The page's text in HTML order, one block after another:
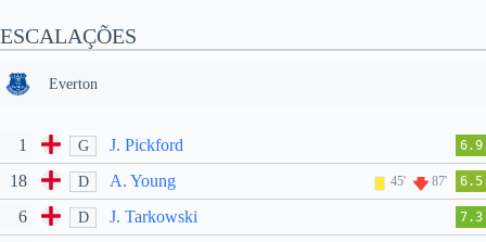
ESCALAÇÕES
Everton
1 G J. Pickford 6.9
18 D A. Young 45' 87' 6.5
6 D J. Tarkowski 7.3